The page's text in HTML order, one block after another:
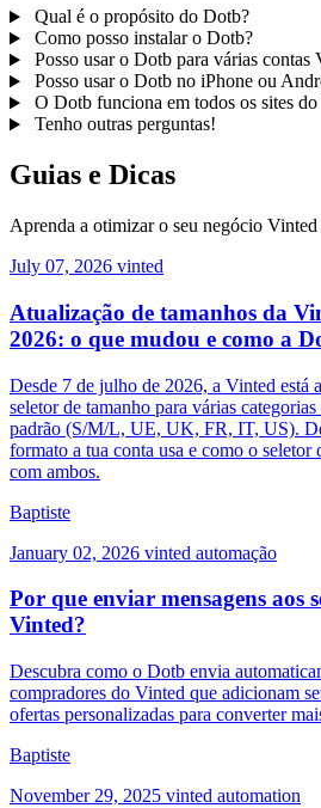
Qual é o propósito do Dotb?
Como posso instalar o Dotb?
Posso usar o Dotb para várias contas
Posso usar o Dotb no iPhone ou
O Dotb funciona em todos os sites
Tenho outras perguntas!
Guias e Dicas
Aprenda a otimizar o seu negócio Vinted
July 07, 2026 vinted
Atualização de tamanhos da
2026: o que mudou e como a
Desde 7 de julho de 2026, a Vinted está
seletor de tamanho para várias
padrão (S/M/L, UE, UK, FR, IT, US).
formato a tua conta usa e como o seletor
com ambos.
Baptiste
January 02, 2026 vinted automação
Por que enviar mensagens aos
Vinted?
Descubra como o Dotb envia
compradores do Vinted que adicionam
ofertas personalizadas para converter
Baptiste
November 29, 2025 vinted automation